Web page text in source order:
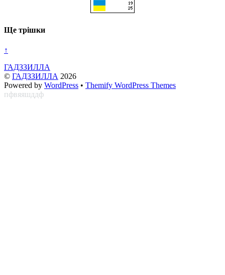
Ще трішки
↑
ГАДЗЗИЛЛА
© ГАДЗЗИЛЛА 2026
Powered by WordPress • Themify WordPress Themes
пфвяяшддф